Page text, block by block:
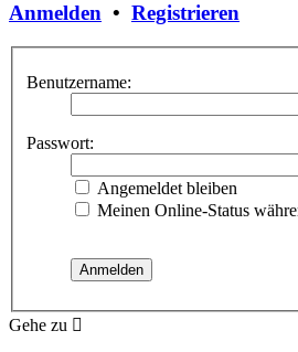
Anmelden • Registrieren
Benutzername:
Passwort:
Angemeldet bleiben
Meinen Online-Status
Gehe zu